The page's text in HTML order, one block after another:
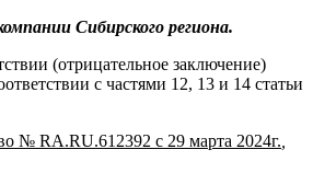
Сибирского региона.
(отрицательное заключение)
с частями 12, 13 и 14 статьи
№ RA.RU.612392 с 29 марта 2024г.